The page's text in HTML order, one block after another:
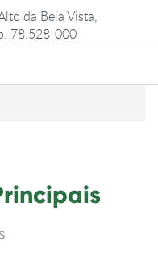
da Bela Vista,
78.528-000